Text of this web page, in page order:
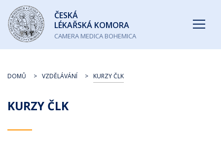
Česká
lékařská
komora
ČESKÁ
LÉKAŘSKÁ KOMORA
CAMERA MEDICA BOHEMICA
KURZY ČLK
DOMŮ VZDĚLÁVÁNÍ KURZY ČLK